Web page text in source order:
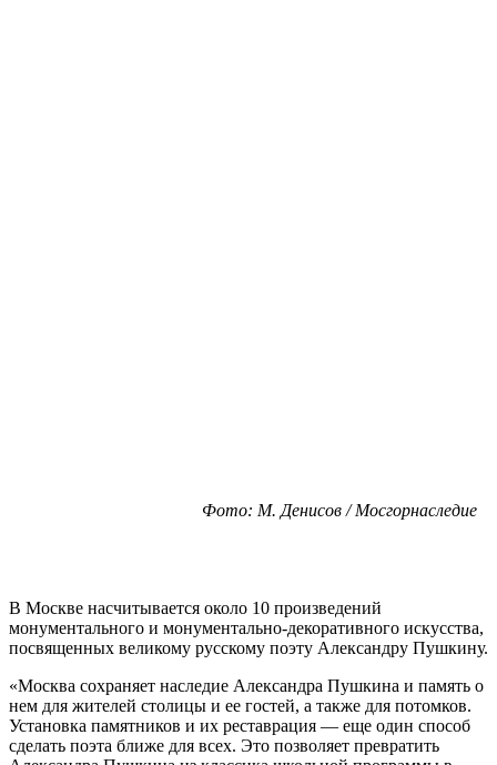
Фото: М. Денисов / Мосгорнаследие
В Москве насчитывается около 10 произведений
монументального и монументально-декоративного искусства,
посвященных великому русскому поэту Александру Пушкину.
«Москва сохраняет наследие Александра Пушкина и память о
нем для жителей столицы и ее гостей, а также для потомков.
Установка памятников и их реставрация — еще один способ
сделать поэта ближе для всех. Это позволяет превратить